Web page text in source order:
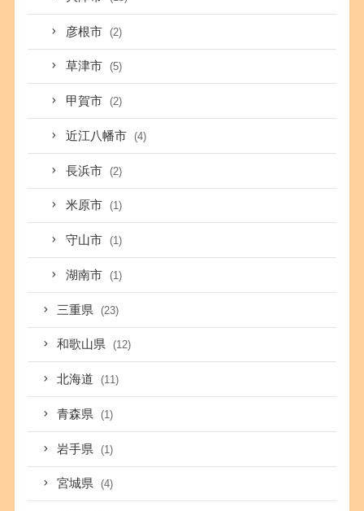
彦根市 (2)
草津市 (5)
甲賀市 (2)
近江八幡市 (4)
長浜市 (2)
米原市 (1)
守山市 (1)
湖南市 (1)
三重県 (23)
和歌山県 (12)
北海道 (11)
青森県 (1)
岩手県 (1)
宮城県 (4)